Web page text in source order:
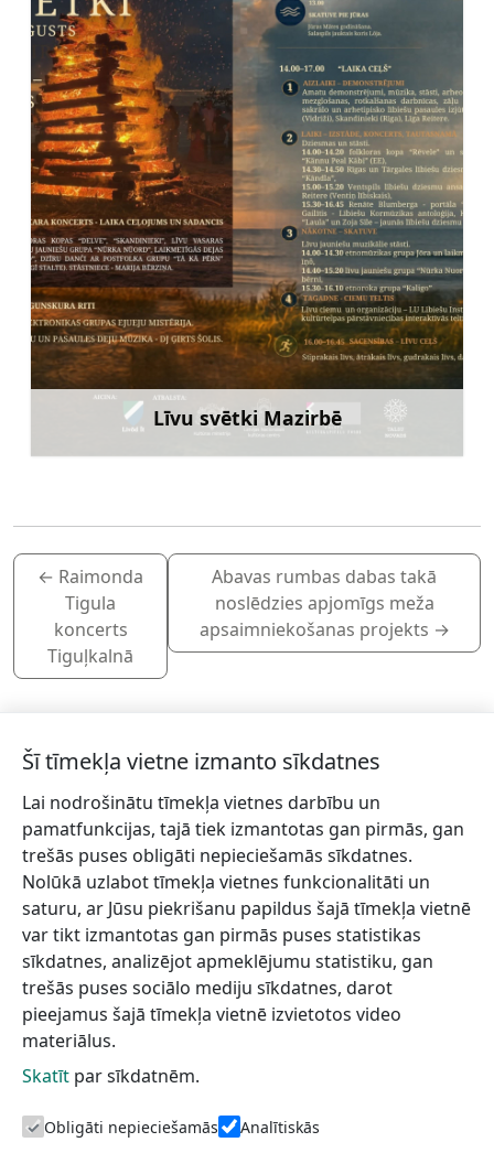
Līvu svētki Mazirbē
Uzzināt vairāk
← Raimonda
Tigula
koncerts
Tiguļkalnā
Abavas rumbas dabas takā
noslēdzies apjomīgs meža
apsaimniekošanas projekts →
Piesakies jaunumiem!
Pieraksties jaunumiem e-pastā un nepalaid garām
jaunākās aktualitātes.
Vēlos saņemt jaunumus uz norādīto e-pasta adresi.
Informācijai
Šī tīmekļa vietne izmanto sīkdatnes
Lai nodrošinātu tīmekļa vietnes darbību un
pamatfunkcijas, tajā tiek izmantotas gan pirmās, gan
trešās puses obligāti nepieciešamās sīkdatnes.
Nolūkā uzlabot tīmekļa vietnes funkcionalitāti un
saturu, ar Jūsu piekrišanu papildus šajā tīmekļa vietnē
var tikt izmantotas gan pirmās puses statistikas
sīkdatnes, analizējot apmeklējumu statistiku, gan
trešās puses sociālo mediju sīkdatnes, darot
pieejamus šajā tīmekļa vietnē izvietotos video
materiālus.
Skatīt par sīkdatnēm.
Obligāti nepieciešamās Analītiskās